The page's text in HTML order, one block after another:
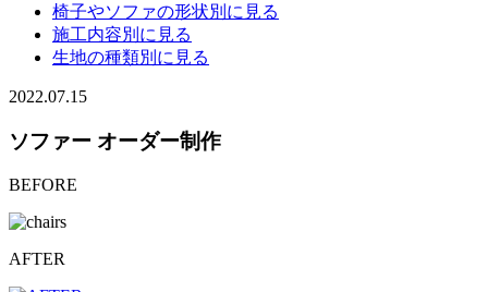
椅子やソファの形状別に見る
施工内容別に見る
生地の種類別に見る
2022.07.15
ソファー オーダー制作
BEFORE
AFTER